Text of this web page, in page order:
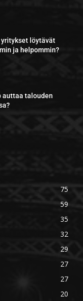
löytävät
ja helpommin?
auttaa talouden
75
59
35
32
29
27
27
20